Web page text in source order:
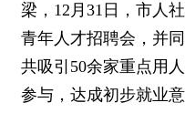
梁，12月31日，市人
青年人才招聘会，并
共吸引50余家重点用
参与，达成初步就业